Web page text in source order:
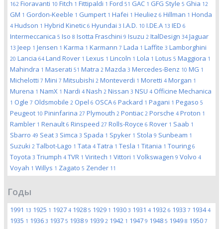
162 Fioravanti 10 Fitch 1 Fittipaldi 1 Ford 51 GAC 1 GFG Style 5 Ghia 12
GM 1 Gordon-Keeble 1 Gumpert 1 Hafei 1 Heuliez 6 Hillman 1 Honda
4 Hudson 1 Hybrid Kinetic 6 Hyundai 3 I.A.D. 10 I.DE.A 13 IED 6
Intermeccanica 5 Iso 8 Isotta Fraschini 9 Isuzu 2 ItalDesign 34 Jaguar
13 Jeep 1 Jensen 1 Karma 1 Karmann 7 Lada 1 Laffite 3 Lamborghini
20 Lancia 64 Land Rover 1 Lexus 1 Lincoln 1 Lola 1 Lotus 5 Maggiora 1
Mahindra 1 Maserati 51 Matra 2 Mazda 3 Mercedes-Benz 10 MG 1
Michelotti 7 Mini 7 Mitsubishi 2 Monteverdi 1 Moretti 4 Morgan 1
Murena 1 NamX 1 Nardi 4 Nash 2 Nissan 3 NSU 4 Officine Mechanica
1 Ogle 7 Oldsmobile 2 Opel 6 OSCA 6 Packard 1 Pagani 1 Pegaso 5
Peugeot 10 Pininfarina 27 Plymouth 2 Pontiac 2 Porsche 4 Proton 1
Rambler 1 Renault 6 Rinspeed 27 Rolls-Royce 6 Rover 1 Saab 1
Sbarro 49 Seat 3 Simca 3 Spada 1 Spyker 1 Stola 9 Sunbeam 1
Suzuki 2 Talbot-Lago 1 Tata 4 Tatra 1 Tesla 1 Titania 1 Touring 6
Toyota 3 Triumph 4 TVR 1 Viritech 1 Vittori 1 Volkswagen 9 Volvo 4
Voyah 1 Willys 1 Zagato 5 Zender 11
Годы
1991 13 1925 1 1927 4 1928 5 1929 1 1930 3 1931 4 1932 6 1933 7 19344
1935 1 1936 3 1937 5 1938 9 1939 2 1942 1 1947 9 1948 5 1949 8 1950 7